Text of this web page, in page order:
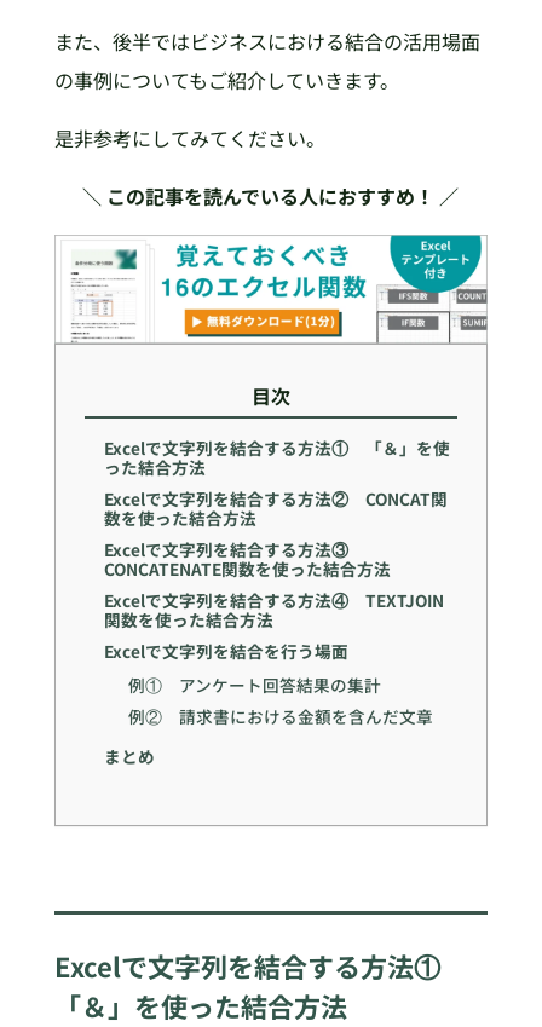
また、後半ではビジネスにおける結合の活用場面
の事例についてもご紹介していきます。
是非参考にしてみてください。
＼ この記事を読んでいる人におすすめ！ ／
目次
Excelで文字列を結合する方法① 「＆」を使
った結合方法
Excelで文字列を結合する方法② CONCAT関
数を使った結合方法
Excelで文字列を結合する方法③
CONCATENATE関数を使った結合方法
Excelで文字列を結合する方法④ TEXTJOIN
関数を使った結合方法
Excelで文字列を結合を行う場面
例① アンケート回答結果の集計
例② 請求書における金額を含んだ文章
まとめ
Excelで文字列を結合する方法①
「＆」を使った結合方法